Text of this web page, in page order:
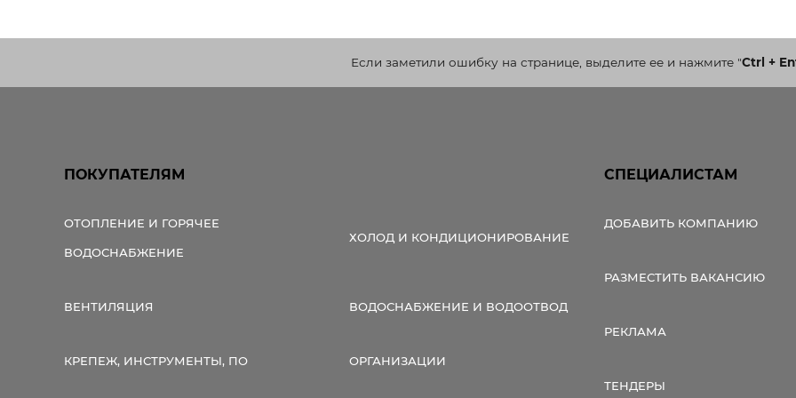
Если заметили ошибку на странице, выделите ее и нажмите"Ctrl +
ПОКУПАТЕЛЯМ
ОТОПЛЕНИЕ И ГОРЯЧЕЕ
ВОДОСНАБЖЕНИЕ
ХОЛОД И КОНДИЦИОНИРОВАНИЕ
ВЕНТИЛЯЦИЯ ВОДОСНАБЖЕНИЕ И ВОДООТВОД
КРЕПЕЖ, ИНСТРУМЕНТЫ, ПО ОРГАНИЗАЦИИ
СПЕЦИАЛИСТАМ
ДОБАВИТЬ КОМПАНИЮ
РАЗМЕСТИТЬ ВАКАНСИЮ
РЕКЛАМА
ТЕНДЕРЫ